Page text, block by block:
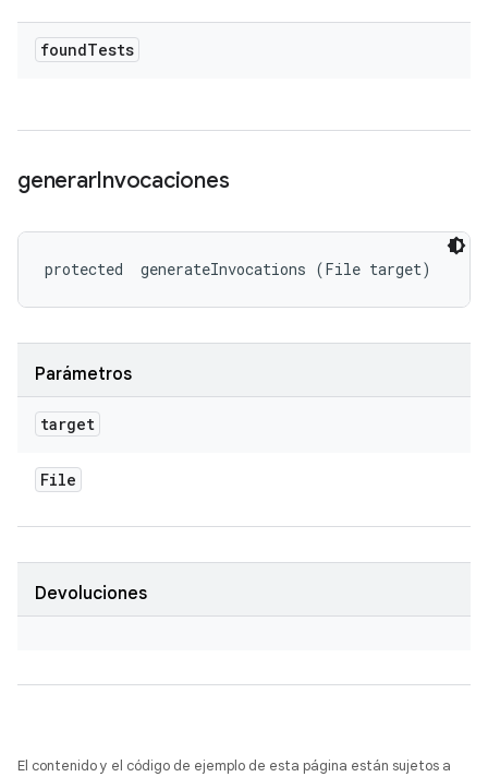
foundTests
generarInvocaciones
protected generateInvocations (File target)
Parámetros
target
File
Devoluciones
El contenido y el código de ejemplo de esta página están sujetos a